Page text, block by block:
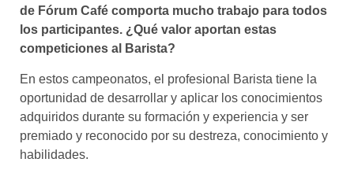
de Fórum Café comporta mucho trabajo para todos
los participantes. ¿Qué valor aportan estas
competiciones al Barista?
En estos campeonatos, el profesional Barista tiene la
oportunidad de desarrollar y aplicar los conocimientos
adquiridos durante su formación y experiencia y ser
premiado y reconocido por su destreza, conocimiento y
habilidades.